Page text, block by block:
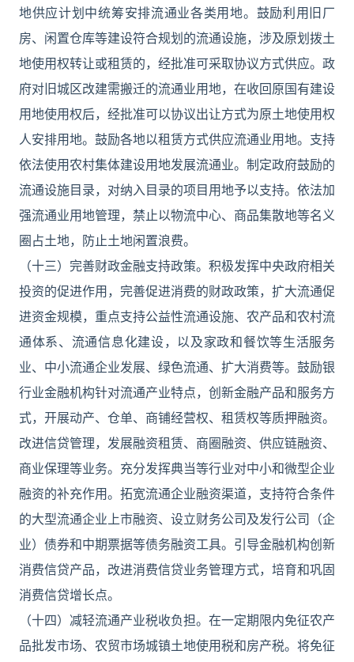
地供应计划中统筹安排流通业各类用地。鼓励利用旧厂
房、闲置仓库等建设符合规划的流通设施，涉及原划拨土
地使用权转让或租赁的，经批准可采取协议方式供应。政
府对旧城区改建需搬迁的流通业用地，在收回原国有建设
用地使用权后，经批准可以协议出让方式为原土地使用权
人安排用地。鼓励各地以租赁方式供应流通业用地。支持
依法使用农村集体建设用地发展流通业。制定政府鼓励的
流通设施目录，对纳入目录的项目用地予以支持。依法加
强流通业用地管理，禁止以物流中心、商品集散地等名义
圈占土地，防止土地闲置浪费。
（十三）完善财政金融支持政策。积极发挥中央政府相关
投资的促进作用，完善促进消费的财政政策，扩大流通促
进资金规模，重点支持公益性流通设施、农产品和农村流
通体系、流通信息化建设，以及家政和餐饮等生活服务
业、中小流通企业发展、绿色流通、扩大消费等。鼓励银
行业金融机构针对流通产业特点，创新金融产品和服务方
式，开展动产、仓单、商铺经营权、租赁权等质押融资。
改进信贷管理，发展融资租赁、商圈融资、供应链融资、
商业保理等业务。充分发挥典当等行业对中小和微型企业
融资的补充作用。拓宽流通企业融资渠道，支持符合条件
的大型流通企业上市融资、设立财务公司及发行公司（企
业）债券和中期票据等债务融资工具。引导金融机构创新
消费信贷产品，改进消费信贷业务管理方式，培育和巩固
消费信贷增长点。
（十四）减轻流通产业税收负担。在一定期限内免征农产
品批发市场、农贸市场城镇土地使用税和房产税。将免征